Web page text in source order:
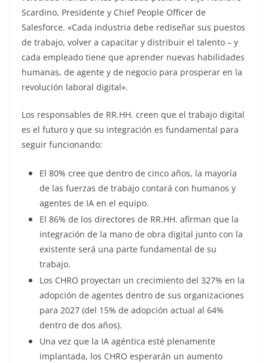
Scardino, Presidente y Chief People Officer de
Salesforce. «Cada industria debe rediseñar sus puestos
de trabajo, volver a capacitar y distribuir el talento – y
cada empleado tiene que aprender nuevas habilidades
humanas, de agente y de negocio para prosperar en la
revolución laboral digital».
Los responsables de RR.HH. creen que el trabajo digital
es el futuro y que su integración es fundamental para
seguir funcionando:
El 80% cree que dentro de cinco años, la mayoría
de las fuerzas de trabajo contará con humanos y
agentes de IA en el equipo.
El 86% de los directores de RR.HH. afirman que la
integración de la mano de obra digital junto con la
existente será una parte fundamental de su
trabajo.
Los CHRO proyectan un crecimiento del 327% en la
adopción de agentes dentro de sus organizaciones
para 2027 (del 15% de adopción actual al 64%
dentro de dos años).
Una vez que la IA agéntica esté plenamente
implantada, los CHRO esperarán un aumento